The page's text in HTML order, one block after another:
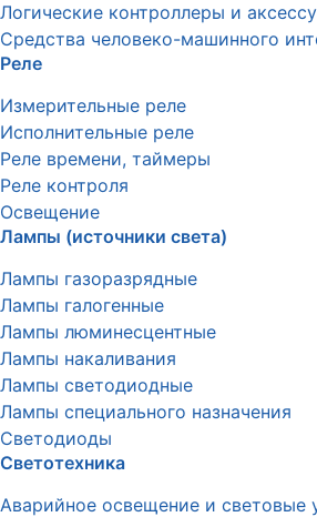
Логические контроллеры и
Средства человеко-машинного
Реле
Измерительные реле
Исполнительные реле
Реле времени, таймеры
Реле контроля
Освещение
Лампы (источники света)
Лампы газоразрядные
Лампы галогенные
Лампы люминесцентные
Лампы накаливания
Лампы светодиодные
Лампы специального назначения
Светодиоды
Светотехника
Аварийное освещение и световые